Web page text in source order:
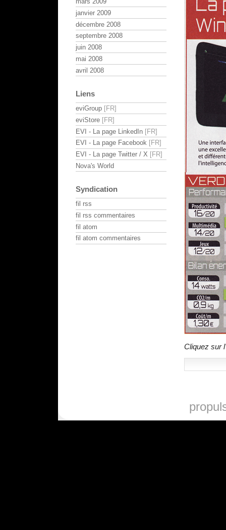
Cliquez sur
janvier 2009
décembre 2008
septembre 2008
juin 2008
mai 2008
avril 2008
Liens
eviGroup
eviStore
EVI - La page LinkedIn
EVI - La page Facebook
EVI - La page Twitter / X
Nova's World
Syndication
fil rss
fil rss commentaires
fil atom
fil atom commentaires